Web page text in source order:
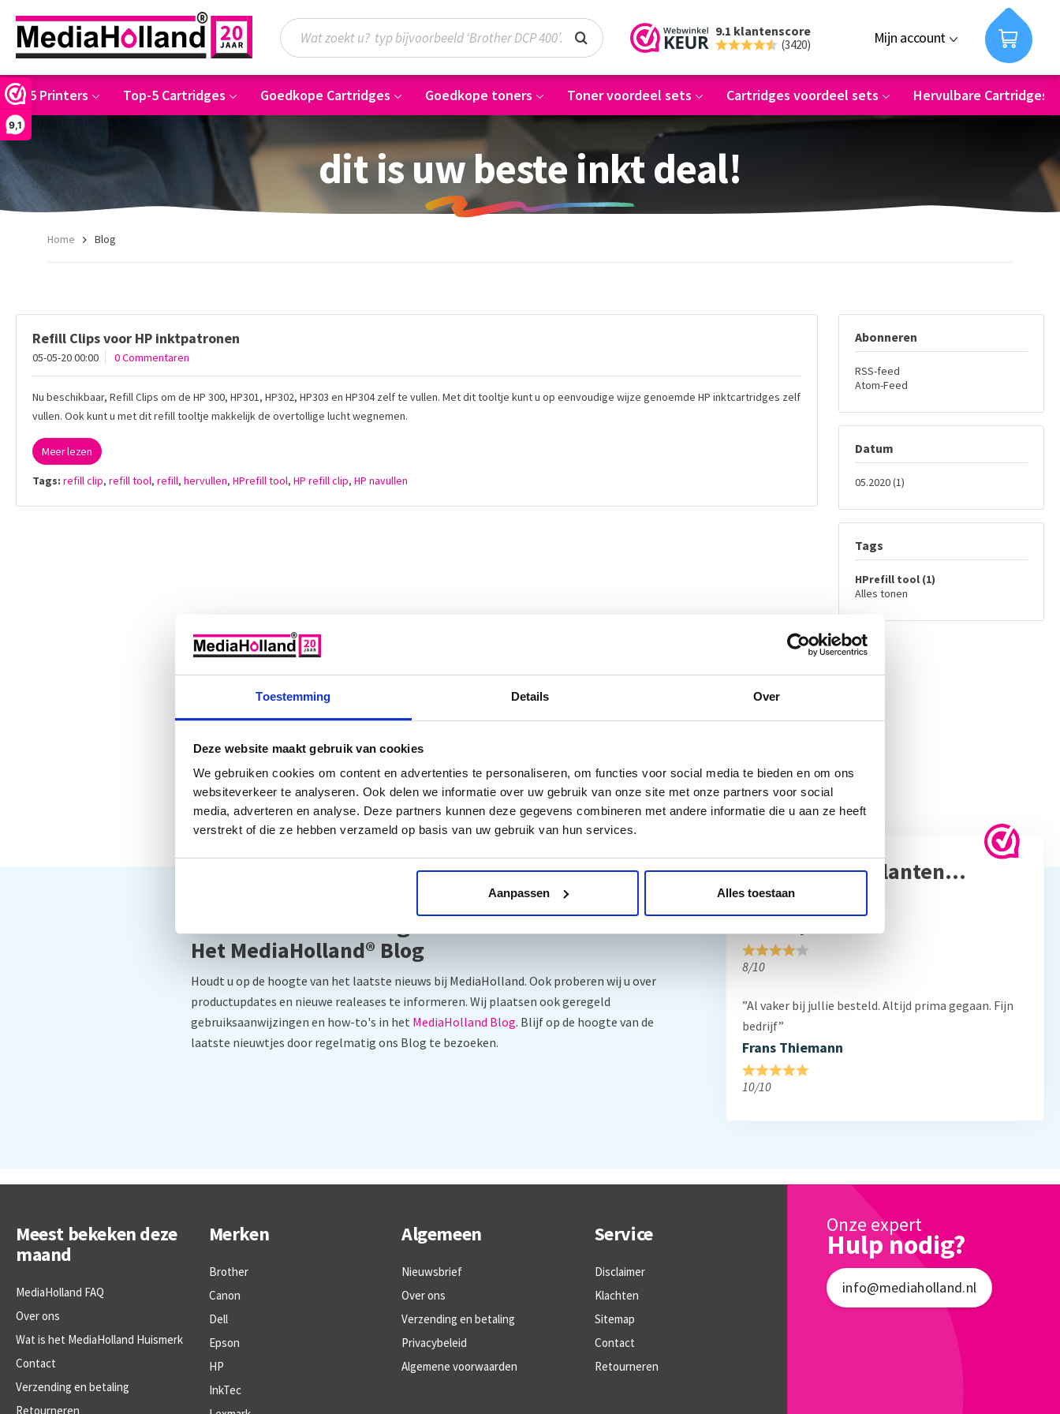
Toestemming Details Over
Deze website maakt gebruik van cookies
We gebruiken cookies om content en advertenties te personaliseren, om functies voor social media te bieden en om ons
websiteverkeer te analyseren. Ook delen we informatie over uw gebruik van onze site met onze partners voor social
media, adverteren en analyse. Deze partners kunnen deze gegevens combineren met andere informatie die u aan ze heeft
verstrekt of die ze hebben verzameld op basis van uw gebruik van hun services.
Aanpassen Alles toestaan
9,1
9.1 klantenscore
(3420) Mijn account
Top-5 Printers Top-5 Cartridges Goedkope Cartridges Goedkope toners Toner voordeel sets Cartridges voordeel sets Hervulbare Cartridges
dit is uw beste inkt deal!
Home Blog
Abonneren
RSS-feed
Atom-Feed
Datum
05.2020 (1)
Tags
HPrefill tool (1)
Alles tonen
Refill Clips voor HP inktpatronen
05-05-20 00:00 0 Commentaren
Nu beschikbaar, Refill Clips om de HP 300, HP301, HP302, HP303 en HP304 zelf te vullen. Met dit tooltje kunt u op eenvoudige wijze genoemde HP inktcartridges zelf
vullen. Ook kunt u met dit refill tooltje makkelijk de overtollige lucht wegnemen.
Meer lezen
Tags: refill clip, refill tool, refill, hervullen, HPrefill tool, HP refill clip, HP navullen
Het MediaHolland® Blog
Houdt u op de hoogte van het laatste nieuws bij MediaHolland. Ook proberen wij u over
productupdates en nieuwe realeases te informeren. Wij plaatsen ook geregeld
gebruiksaanwijzingen en how-to's in het MediaHolland Blog. Blijf op de hoogte van de
laatste nieuwtjes door regelmatig ons Blog te bezoeken.
Reviews van klanten…
8/10
”Al vaker bij jullie besteld. Altijd prima gegaan. Fijn
bedrijf”
Frans Thiemann
10/10
Meest bekeken deze
maand
MediaHolland FAQ
Over ons
Wat is het MediaHolland Huismerk
Contact
Verzending en betaling
Retourneren
Merken
Brother
Canon
Dell
Epson
HP
InkTec
Algemeen
Nieuwsbrief
Over ons
Verzending en betaling
Privacybeleid
Algemene voorwaarden
Service
Disclaimer
Klachten
Sitemap
Contact
Retourneren
Onze expert
Hulp nodig?
info@mediaholland.nl